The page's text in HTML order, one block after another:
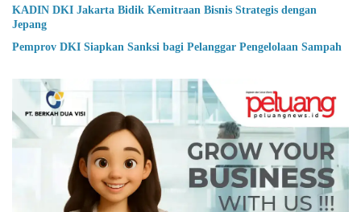
KADIN DKI Jakarta Bidik Kemitraan Bisnis Strategis dengan
Jepang
Pemprov DKI Siapkan Sanksi bagi Pelanggar Pengelolaan Sampah